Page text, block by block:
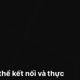
kết nối và thực